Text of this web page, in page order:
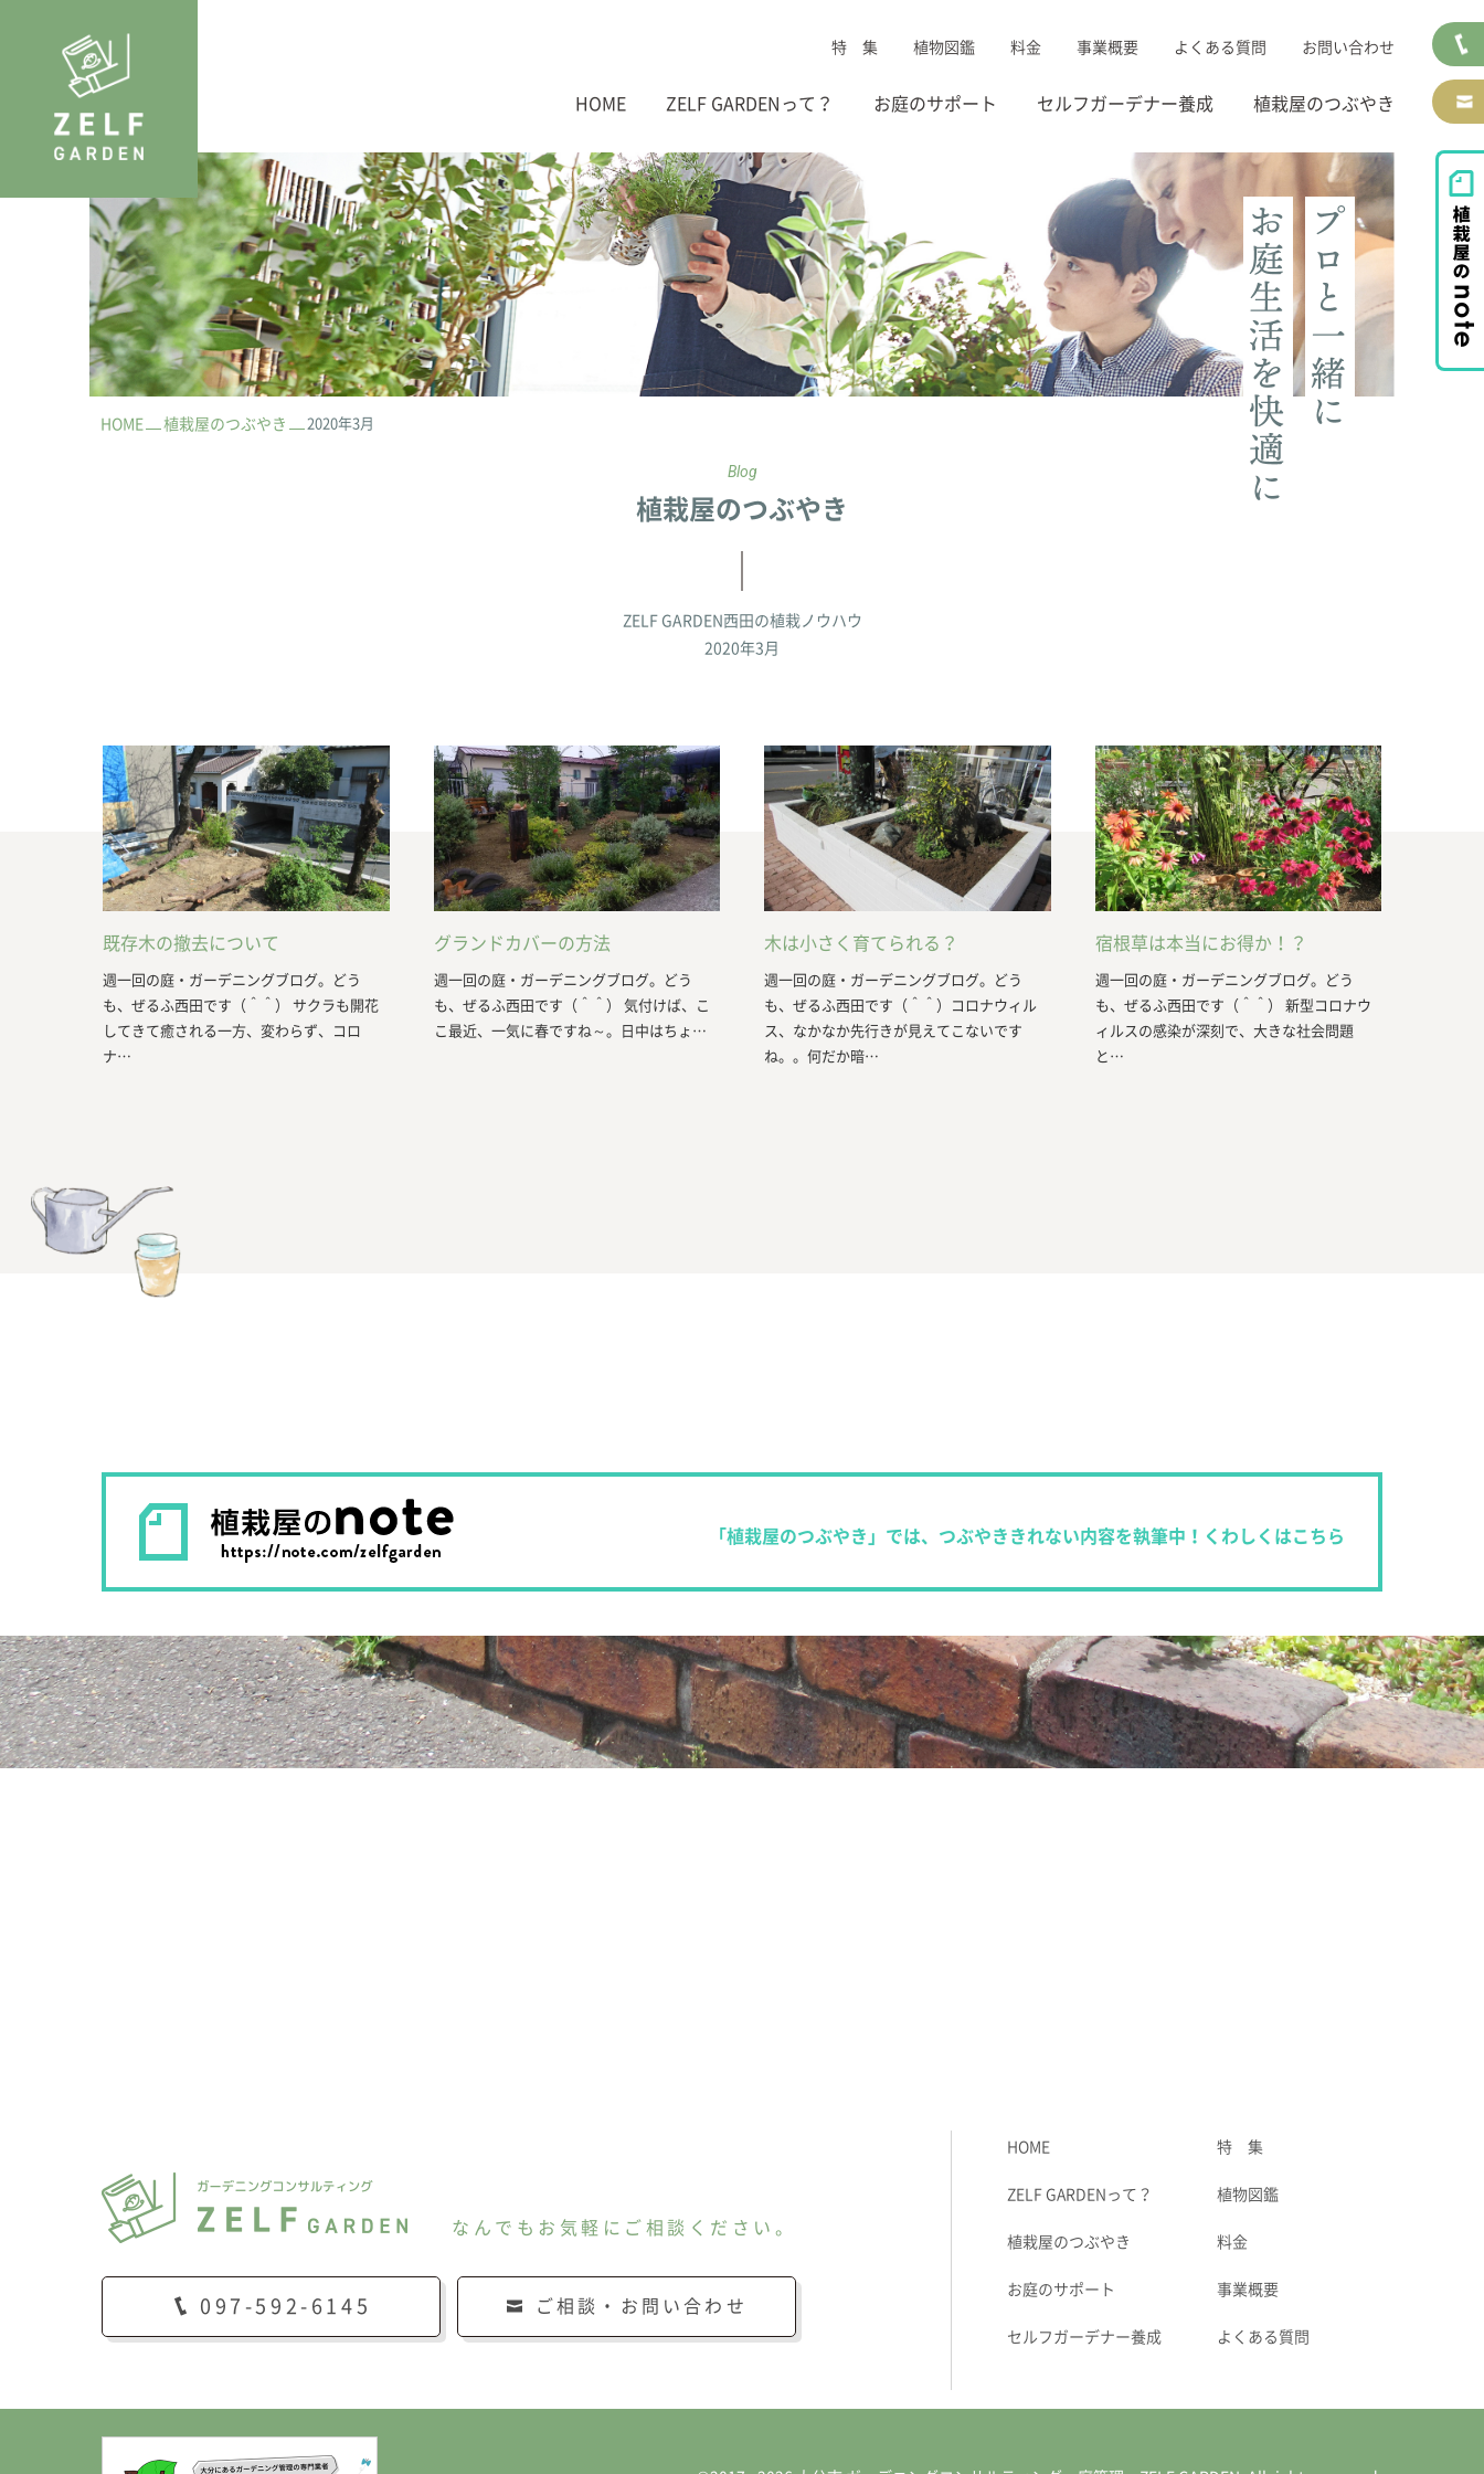
HOME ZELF GARDENって？ お庭のサポート セルフガーデナー養成 植栽屋のつぶやき
特 集 植物図鑑 料金 事業概要 よくある質問 お問い合わせ
HOME 植栽屋のつぶやき 2020年3月
Blog
植栽屋のつぶやき
ZELF GARDEN西田の植栽ノウハウ
2020年3月
既存木の撤去について
週一回の庭・ガーデニングブログ。どう
も、ぜるふ西田です（＾＾） サクラも開花
してきて癒される一方、変わらず、コロ
ナ…
グランドカバーの方法
週一回の庭・ガーデニングブログ。どう
も、ぜるふ西田です（＾＾） 気付けば、こ
こ最近、一気に春ですね～。日中はちょ…
木は小さく育てられる？
週一回の庭・ガーデニングブログ。どう
も、ぜるふ西田です（＾＾）コロナウィル
ス、なかなか先行きが見えてこないです
ね。。何だか暗…
宿根草は本当にお得か！？
週一回の庭・ガーデニングブログ。どう
も、ぜるふ西田です（＾＾） 新型コロナウ
ィルスの感染が深刻で、大きな社会問題
と…
「植栽屋のつぶやき」では、つぶやききれない内容を執筆中！くわしくはこちら
なんでもお気軽にご相談ください。
097-592-6145 ご相談・お問い合わせ
HOME
ZELF GARDENって？
植栽屋のつぶやき
お庭のサポート
セルフガーデナー養成
特 集
植物図鑑
料金
事業概要
よくある質問